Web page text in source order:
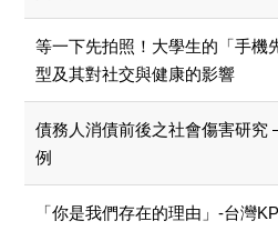
等一下先拍照！大學生的「手機
型及其對社交與健康的影響
債務人消債前後之社會傷害研究
例
「你是我們存在的理由」-台灣